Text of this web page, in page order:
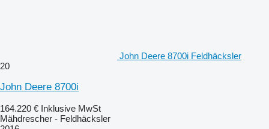
John Deere 8700i Feldhäcksler
20
John Deere 8700i
164.220 € Inklusive MwSt
Mähdrescher - Feldhäcksler